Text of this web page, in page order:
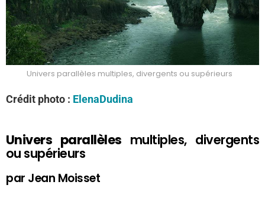
Univers parallèles multiples, divergents ou supérieurs
Crédit photo : ElenaDudina
Univers parallèles multiples, divergents
ou supérieurs
par Jean Moisset